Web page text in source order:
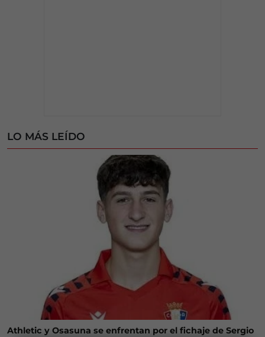
LO MÁS LEÍDO
Athletic y Osasuna se enfrentan por el fichaje de Sergio